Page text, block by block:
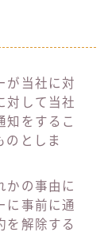
が当社に対
対して当社
知をするこ
のとしま
かの事由に
に事前に通
を解除する